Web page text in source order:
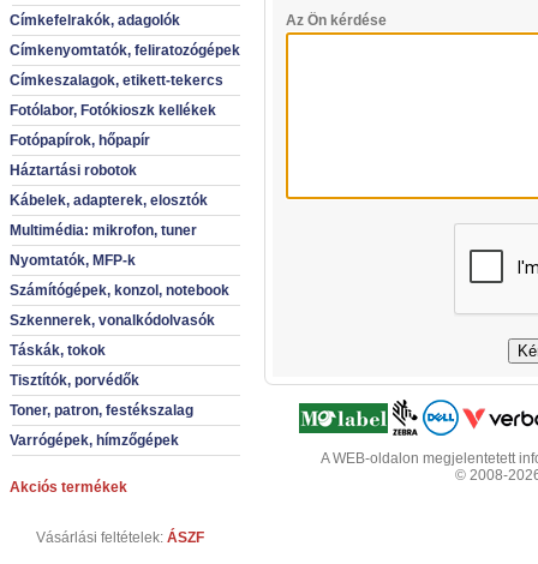
Címkefelrakók, adagolók
Címkenyomtatók, feliratozógépek
Címkeszalagok, etikett-tekercs
Fotólabor, Fotókioszk kellékek
Fotópapírok, hőpapír
Háztartási robotok
Kábelek, adapterek, elosztók
Multimédia: mikrofon, tuner
Nyomtatók, MFP-k
Számítógépek, konzol, notebook
Szkennerek, vonalkódolvasók
Táskák, tokok
Tisztítók, porvédők
Toner, patron, festékszalag
Varrógépek, hímzőgépek
Akciós termékek
Vásárlási feltételek: ÁSZF
Az Ön kérdése
A WEB-oldalon megjelentetett
© 2008-